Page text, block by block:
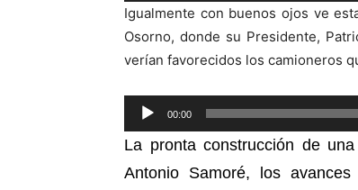
audio
Igualmente con buenos ojos ve
Osorno, donde su Presidente,
verían favorecidos los camioneros
Reproductor
de
audio
00:00
La pronta construcción de
Antonio Samoré, los